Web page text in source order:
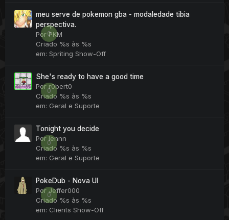
0
meu serve de pokemon gba - modaledade tibia
perspectiva.
PorPKM
Criado %s às %s
em: Spriting Show-Off
0
She's ready to have a good time
Por r0bert0
Criado %s às %s
em: Geral e Suporte
0
Tonight you decide
Por lennn
Criado %s às %s
em: Geral e Suporte
0
PokeDub - Nova UI
Por Jeffer000
Criado %s às %s
em: Clients Show-Off